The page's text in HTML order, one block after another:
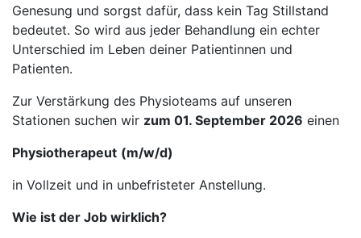
Genesung und sorgst dafür, dass kein Tag Stillstand
bedeutet. So wird aus jeder Behandlung ein echter
Unterschied im Leben deiner Patientinnen und
Patienten.
Zur Verstärkung des Physioteams auf unseren
Stationen suchen wir zum 01. September 2026 einen
Physiotherapeut (m/w/d)
in Vollzeit und in unbefristeter Anstellung.
Wie ist der Job wirklich?